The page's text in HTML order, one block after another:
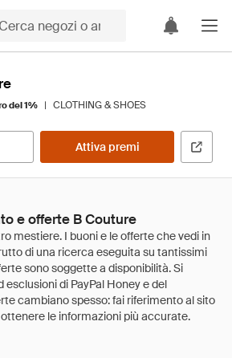
del 1% | CLOTHING & SHOES
Attiva premi
e offerte B Couture